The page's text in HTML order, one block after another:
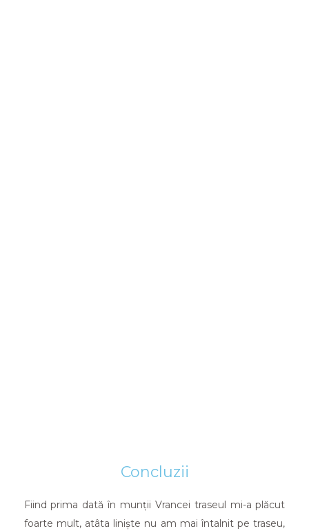
Concluzii
Fiind prima dată în munții Vrancei traseul mi-a plăcut
foarte mult, atâta liniște nu am mai întalnit pe traseu,